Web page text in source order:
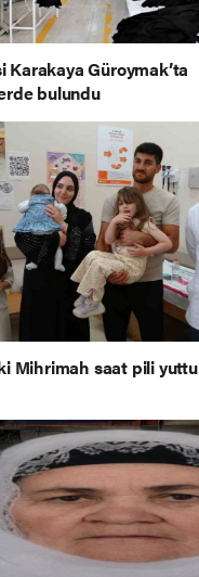
Karakaya Güroymak’ta
bulundu
Mihrimah saat pili yuttu